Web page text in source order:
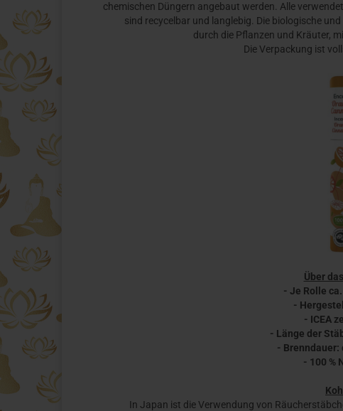
chemischen Düngern angebaut werden. Alle
sind recycelbar und langlebig. Die biologische
durch die Pflanzen und Kräuter,
Die Verpackung ist
Über
- Je Rolle
-
- ICEA
- Länge der
- Brenndauer:
- 100 %
In Japan ist die Verwendung von